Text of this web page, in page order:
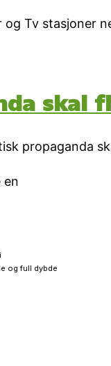
og Tv stasjoner
skal
propaganda
en
og full dybde